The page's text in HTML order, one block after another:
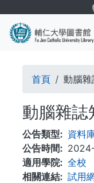
導
航
連
結
首頁 動腦雜
動腦雜誌
公告類型
資料
公告時間
適用學院
全校
相關連結
試用